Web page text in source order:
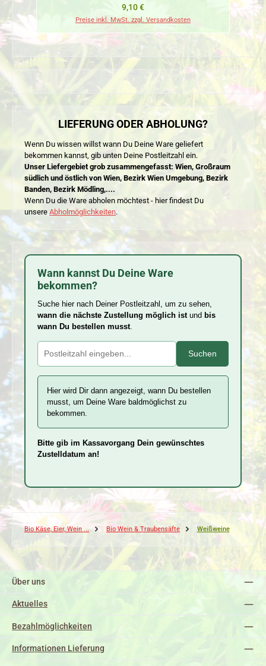
Regulärer Preis:
9,10 €
Preise inkl. MwSt. zzgl. Versandkosten
LIEFERUNG ODER ABHOLUNG?
Wenn Du wissen willst wann Du Deine Ware geliefert
bekommen kannst, gib unten Deine Postleitzahl ein.
Unser Liefergebiet grob zusammengefasst: Wien, Großraum
südlich und östlich von Wien, Bezirk Wien Umgebung, Bezirk
Banden, Bezirk Mödling,....
Wenn Du die Ware abholen möchtest - hier findest Du
unsere Abholmöglichkeiten.
Wann kannst Du Deine Ware
bekommen?
Suche hier nach Deiner Postleitzahl, um zu sehen,
wann die nächste Zustellung möglich ist und bis
wann Du bestellen musst
Suchen
Hier wird Dir dann angezeigt, wann Du bestellen
musst, um Deine Ware baldmöglichst zu
bekommen.
Bitte gib im Kassavorgang Dein gewünschtes
Zustelldatum an!
Bio Käse, Eier, Wein ... Bio Wein & Traubensäfte Weißweine
Über uns
Aktuelles
Bezahlmöglichkeiten
Informationen Lieferung